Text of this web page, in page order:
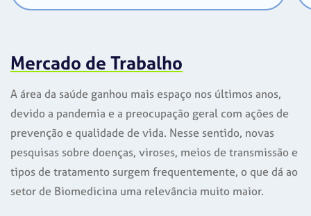
Mercado de Trabalho
A área da saúde ganhou mais espaço nos últimos anos,
devido a pandemia e a preocupação geral com ações de
prevenção e qualidade de vida. Nesse sentido, novas
pesquisas sobre doenças, viroses, meios de transmissão e
tipos de tratamento surgem frequentemente, o que dá ao
setor de Biomedicina uma relevância muito maior.